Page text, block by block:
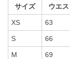
サイズ ウエ
XS 63
S 66
M 69